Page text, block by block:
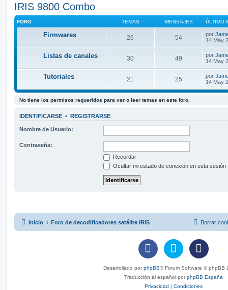
IRIS 9800 Combo
FORO TEMAS MENSAJES ÚLTIMO
Firmwares 26 54 por
14 May
Listas de canales 30 49 por
14 May
Tutoriales 21 25 por
14 May
No tiene los permisos requeridos para ver o leer temas en este foro.
IDENTIFICARSE • REGISTRARSE
Nombre de Usuario:
Contraseña:
Recordar
Ocultar mi estado de conexión en esta sesión
Inicio Foro de decodificadores satélite IRIS Borrar
Desarrollado porphpBB® Forum Software © phpBB
Traducción al español porphpBB España
Privacidad | Condiciones